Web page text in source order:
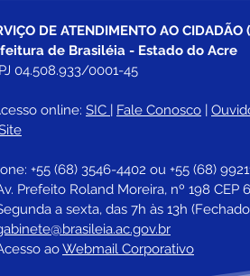
DE ATENDIMENTO AO CIDADÃO
de Brasiléia - Estado do Acre
04.508.933/0001-45
online: SIC | Fale Conosco |
+55 (68) 3546-4402 ou +55 (68)
Prefeito Roland Moreira, nº 198 CEP
a sexta, das 7h às 13h
ao Webmail Corporativo